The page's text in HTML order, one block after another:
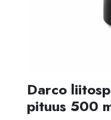
Darco
pituus 500